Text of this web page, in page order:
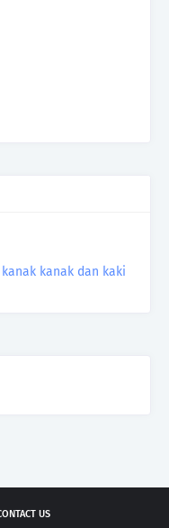
kanak dan kaki
US